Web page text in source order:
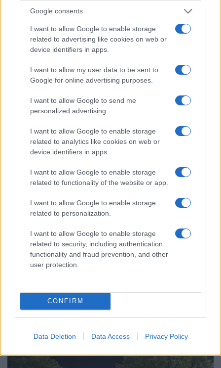
Google consents
I want to allow Google to enable storage
related to advertising like cookies on web or
device identifiers in apps.
I want to allow my user data to be sent to
Google for online advertising purposes.
I want to allow Google to send me
personalized advertising.
I want to allow Google to enable storage
related to analytics like cookies on web or
device identifiers in apps.
I want to allow Google to enable storage
related to functionality of the website or app.
I want to allow Google to enable storage
related to personalization.
I want to allow Google to enable storage
related to security, including authentication
functionality and fraud prevention, and other
user protection.
CONFIRM
Data Deletion Data Access Privacy Policy
ΠΟΝΤΟΣ
«Πατρίδα μου εδώ κι εκεί»: Δείτε τη μαθητική
ταινία για τη Γενοκτονία των Ποντίων
Νίκος Ε. Μηλιώρης: Ο άνθρωπος που είχε στόχο
των Βουρλών